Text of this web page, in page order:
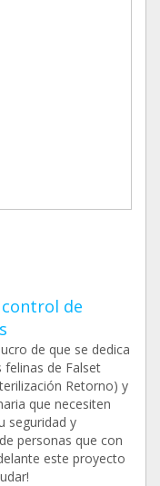
control de
de que se dedica
de Falset
Retorno) y
que necesiten
seguridad y
personas que con
este proyecto